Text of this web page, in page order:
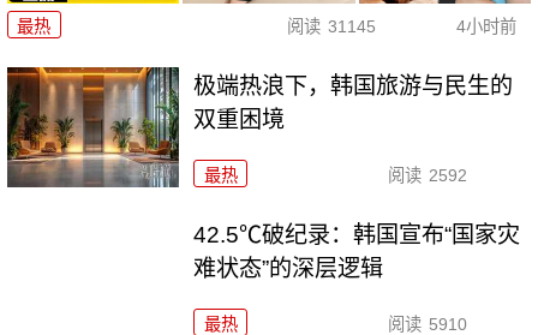
最热 阅读 31145 4小时前
极端热浪下，韩国旅游与民生的
双重困境
最热 阅读 2592
42.5℃破纪录：韩国宣布“国家灾
难状态”的深层逻辑
最热 阅读 5910